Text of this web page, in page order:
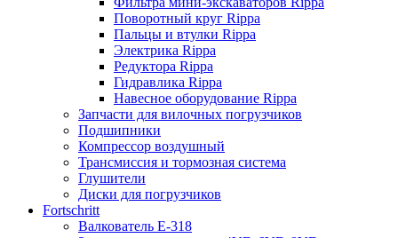
Поворотный круг Rippa
Пальцы и втулки Rippa
Электрика Rippa
Редуктора Rippa
Гидравлика Rippa
Навесное оборудование Rippa
Запчасти для вилочных погрузчиков
Подшипники
Компрессор воздушный
Трансмиссия и тормозная система
Глушители
Диски для погрузчиков
Fortschritt
Валкователь Е-318